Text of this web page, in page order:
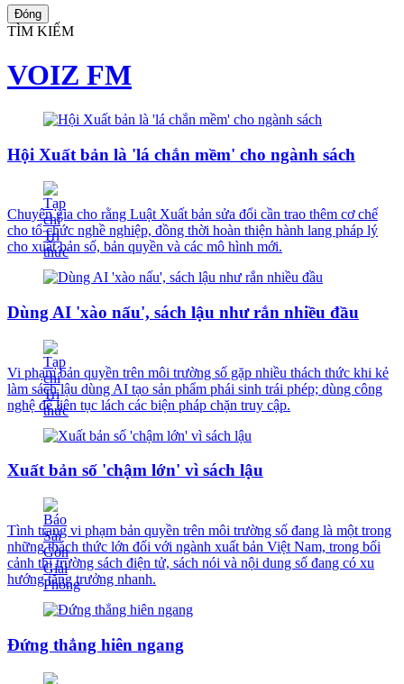
Đóng
TÌM KIẾM
VOIZ FM
Hội Xuất bản là 'lá chắn mềm' cho ngành sách
Chuyên gia cho rằng Luật Xuất bản sửa đổi cần trao thêm cơ chế
cho tổ chức nghề nghiệp, đồng thời hoàn thiện hành lang pháp lý
cho xuất bản số, bản quyền và các mô hình mới.
Dùng AI 'xào nấu', sách lậu như rắn nhiều đầu
Vi phạm bản quyền trên môi trường số gặp nhiều thách thức khi kẻ
làm sách lậu dùng AI tạo sản phẩm phái sinh trái phép; dùng công
nghệ để liên tục lách các biện pháp chặn truy cập.
Xuất bản số 'chậm lớn' vì sách lậu
Tình trạng vi phạm bản quyền trên môi trường số đang là một trong
những thách thức lớn đối với ngành xuất bản Việt Nam, trong bối
cảnh thị trường sách điện tử, sách nói và nội dung số đang có xu
hướng tăng trưởng nhanh.
Đứng thẳng hiên ngang